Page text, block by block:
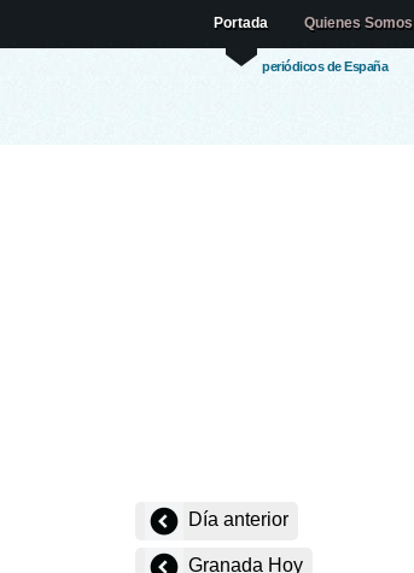
periódicos de España
Portada Quienes Somos
Día anterior
Granada Hoy